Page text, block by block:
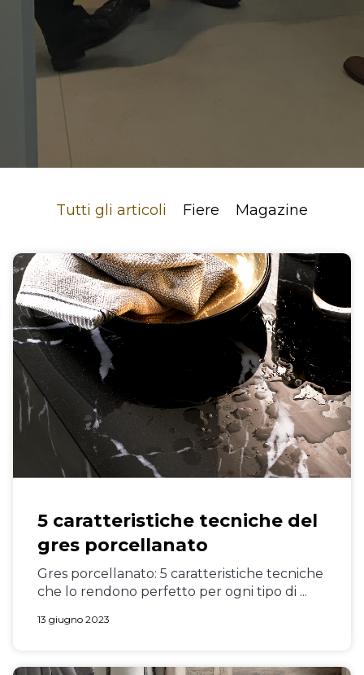
Tutti gli articoli Fiere Magazine
5 caratteristiche tecniche del
gres porcellanato
Gres porcellanato: 5 caratteristiche tecniche
che lo rendono perfetto per ogni tipo di ...
13 giugno 2023